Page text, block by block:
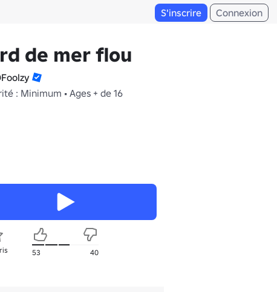
S'inscrire Connexion
de mer flou
: Minimum • Ages + de 16
53 40